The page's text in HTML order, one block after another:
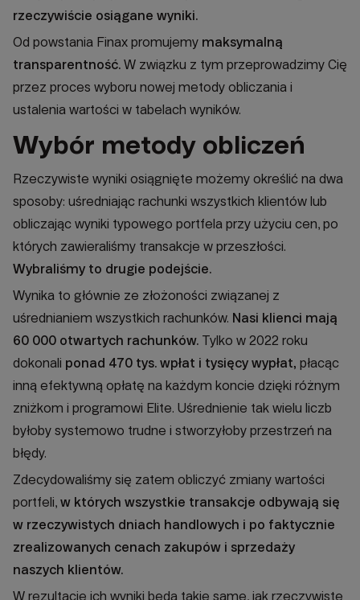
rzeczywiście osiągane wyniki.
Od powstania Finax promujemy maksymalną
transparentność. W związku z tym przeprowadzimy Cię
przez proces wyboru nowej metody obliczania i
ustalenia wartości w tabelach wyników.
Wybór metody obliczeń
Rzeczywiste wyniki osiągnięte możemy określić na dwa
sposoby: uśredniając rachunki wszystkich klientów lub
obliczając wyniki typowego portfela przy użyciu cen, po
których zawieraliśmy transakcje w przeszłości.
Wybraliśmy to drugie podejście.
Wynika to głównie ze złożoności związanej z
uśrednianiem wszystkich rachunków. Nasi klienci mają
60 000 otwartych rachunków. Tylko w 2022 roku
dokonali ponad 470 tys. wpłat i tysięcy wypłat, płacąc
inną efektywną opłatę na każdym koncie dzięki różnym
zniżkom i programowi Elite. Uśrednienie tak wielu liczb
byłoby systemowo trudne i stworzyłoby przestrzeń na
błędy.
Zdecydowaliśmy się zatem obliczyć zmiany wartości
portfeli, w których wszystkie transakcje odbywają się
w rzeczywistych dniach handlowych i po faktycznie
zrealizowanych cenach zakupów i sprzedaży
naszych klientów.
W rezultacie ich wyniki będą takie same, jak rzeczywiste